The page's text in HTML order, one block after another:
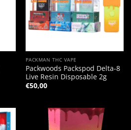
PACKMAN THC VAPE
Packwoods Packspod Delta-8
Live Resin Disposable 2g
€50,00